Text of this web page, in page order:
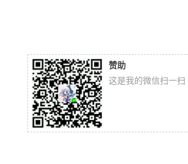
赞助
这是我的微信扫一扫